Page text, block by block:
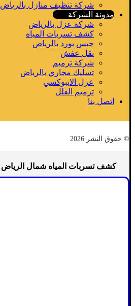
شركة تنظيف منازل بالرياض
مدونة الشركة
شركة عزل بالرياض
كشف تسربات المياه
جبس بورد بالرياض
نقل عفش
شركة ترميم
تسليك مجاري بالرياض
عزل الايبوكسي
ترميم الفلل
اتصل بنا
© حقوق النشر 2026
كشف تسربات المياه شمال الرياض